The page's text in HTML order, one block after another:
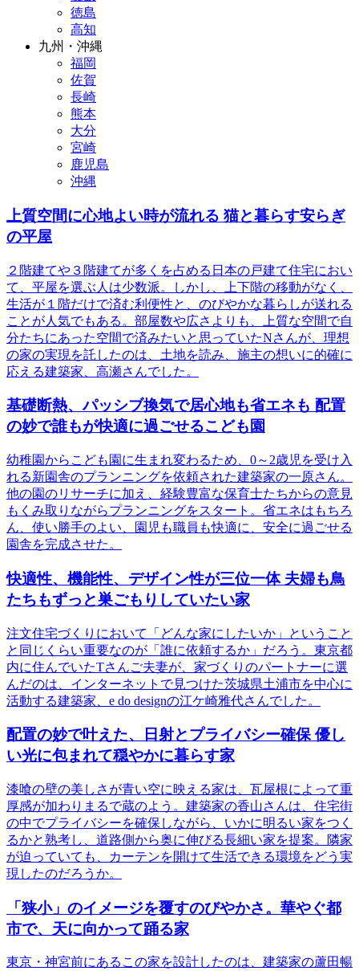
徳島
高知
九州・沖縄
福岡
佐賀
長崎
熊本
大分
宮崎
鹿児島
沖縄
上質空間に心地よい時が流れる 猫と暮らす安らぎ
の平屋
２階建てや３階建てが多くを占める日本の戸建て住宅におい
て、平屋を選ぶ人は少数派。しかし、上下階の移動がなく、
生活が１階だけで済む利便性と、のびやかな暮らしが送れる
ことが人気でもある。部屋数や広さよりも、上質な空間で自
分たちにあった空間で済みたいと思っていたNさんが、理想
の家の実現を託したのは、土地を読み、施主の想いに的確に
応える建築家、高瀬さんでした。
基礎断熱、パッシブ換気で居心地も省エネも 配置
の妙で誰もが快適に過ごせるこども園
幼稚園からこども園に生まれ変わるため、0～2歳児を受け入
れる新園舎のプランニングを依頼された建築家の一原さん。
他の園のリサーチに加え、経験豊富な保育士たちからの意見
もくみ取りながらプランニングをスタート。省エネはもちろ
ん、使い勝手のよい、園児も職員も快適に、安全に過ごせる
園舎を完成させた。
快適性、機能性、デザイン性が三位一体 夫婦も鳥
たちもずっと巣ごもりしていたい家
注文住宅づくりにおいて「どんな家にしたいか」ということ
と同じくらい重要なのが「誰に依頼するか」だろう。東京都
内に住んでいたTさんご夫妻が、家づくりのパートナーに選
んだのは、インターネットで見つけた茨城県土浦市を中心に
活動する建築家、e do designの江ケ崎雅代さんでした。
配置の妙で叶えた、日射とプライバシー確保 優し
い光に包まれて穏やかに暮らす家
漆喰の壁の美しさが青い空に映える家は、瓦屋根によって重
厚感が加わりまるで蔵のよう。建築家の香山さんは、住宅街
の中でプライバシーを確保しながら、いかに明るい家をつく
るかと熟考し、道路側から奥に伸びる長細い家を提案。隣家
が迫っていても、カーテンを開けて生活できる環境をどう実
現したのだろうか。
「狭小」のイメージを覆すのびやかさ。華やぐ都
市で、天に向かって踊る家
東京・神宮前にあるこの家を設計したのは、建築家の蘆田暢